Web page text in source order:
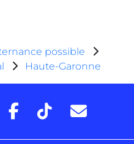
possible
Haute-Garonne